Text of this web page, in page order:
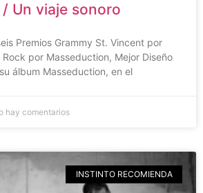
Un viaje sonoro
Premios Grammy St. Vincent por
por Masseduction, Mejor Diseño
álbum Masseduction, en el
hay comentarios
INSTINTO RECOMIENDA